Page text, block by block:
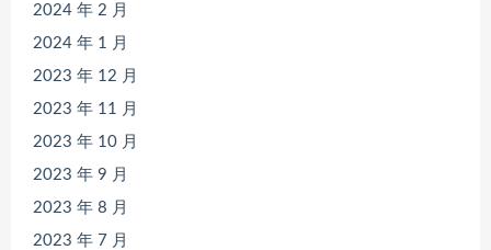
2024 年 2 月
2024 年 1 月
2023 年 12 月
2023 年 11 月
2023 年 10 月
2023 年 9 月
2023 年 8 月
2023 年 7 月